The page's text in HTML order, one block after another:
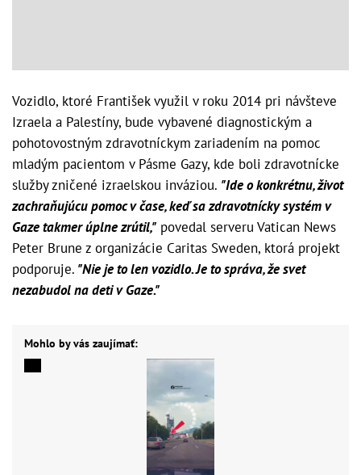
Vozidlo, ktoré František využil v roku 2014 pri návšteve
Izraela a Palestíny, bude vybavené diagnostickým a
pohotovostným zdravotníckym zariadením na pomoc
mladým pacientom v Pásme Gazy, kde boli zdravotnícke
služby zničené izraelskou inváziou. "Ide o konkrétnu, život
zachraňujúcu pomoc v čase, keď sa zdravotnícky systém v
Gaze takmer úplne zrútil," povedal serveru Vatican News
Peter Brune z organizácie Caritas Sweden, ktorá projekt
podporuje. "Nie je to len vozidlo. Je to správa, že svet
nezabudol na deti v Gaze."
Mohlo by vás zaujímať: